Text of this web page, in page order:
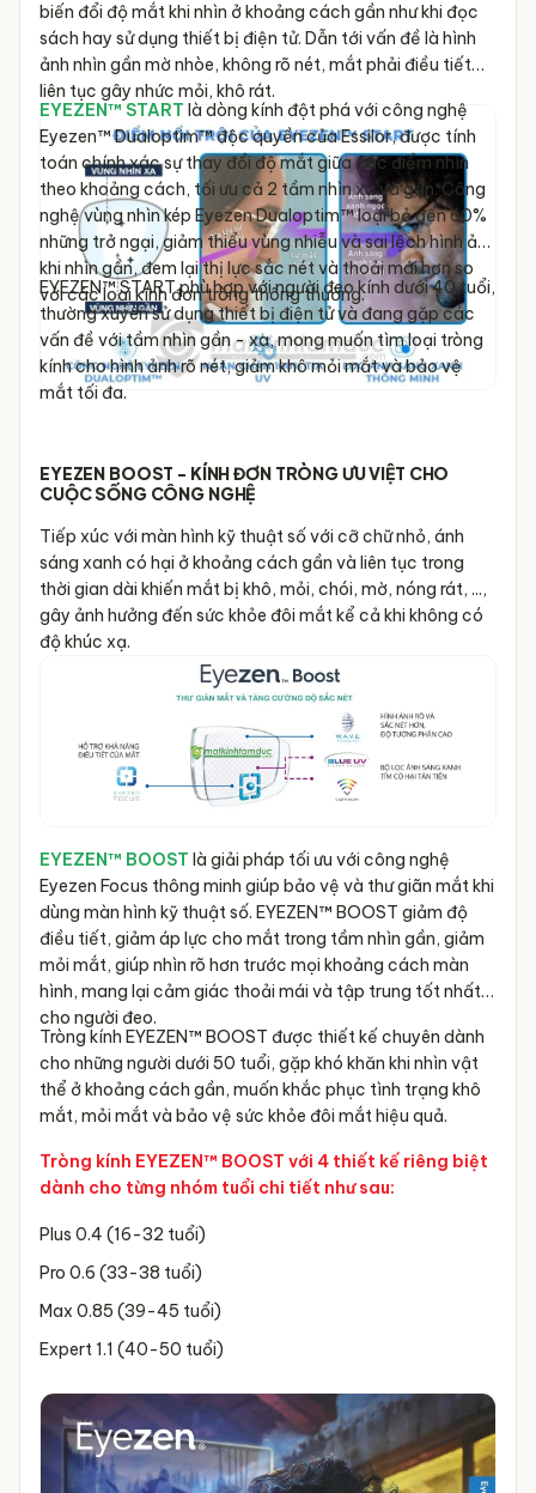
biến đổi độ mắt khi nhìn ở khoảng cách gần như khi đọc
sách hay sử dụng thiết bị điện tử. Dẫn tới vấn đề là hình
ảnh nhìn gần mờ nhòe, không rõ nét, mắt phải điều tiết
liên tục gây nhức mỏi, khô rát.
EYEZEN™ START là dòng kính đột phá với công nghệ
Eyezen™ Dualoptim™ độc quyền của Essilor, được tính
toán chính xác sự thay đổi độ mắt giữa các điểm nhìn
theo khoảng cách, tối ưu cả 2 tầm nhìn xa và gần. Công
nghệ vùng nhìn kép Eyezen Dualoptim™ loại bỏ đến 60%
những trở ngại, giảm thiểu vùng nhiễu và sai lệch hình ảnh
khi nhìn gần, đem lại thị lực sắc nét và thoải mái hơn so
với các loại kính đơn tròng thông thường.
EYEZEN™ START phù hợp với người đeo kính dưới 40 tuổi,
thường xuyên sử dụng thiết bị điện tử và đang gặp các
vấn đề với tầm nhìn gần - xa, mong muốn tìm loại tròng
kính cho hình ảnh rõ nét, giảm khô mỏi mắt và bảo vệ
mắt tối đa.
EYEZEN BOOST - KÍNH ĐƠN TRÒNG ƯU VIỆT CHO
CUỘC SỐNG CÔNG NGHỆ
Tiếp xúc với màn hình kỹ thuật số với cỡ chữ nhỏ, ánh
sáng xanh có hại ở khoảng cách gần và liên tục trong
thời gian dài khiến mắt bị khô, mỏi, chói, mờ, nóng rát, ...,
gây ảnh hưởng đến sức khỏe đôi mắt kể cả khi không có
độ khúc xạ.
EYEZEN™ BOOST là giải pháp tối ưu với công nghệ
Eyezen Focus thông minh giúp bảo vệ và thư giãn mắt khi
dùng màn hình kỹ thuật số. EYEZEN™ BOOST giảm độ
điều tiết, giảm áp lực cho mắt trong tầm nhìn gần, giảm
mỏi mắt, giúp nhìn rõ hơn trước mọi khoảng cách màn
hình, mang lại cảm giác thoải mái và tập trung tốt nhất
cho người đeo.
Tròng kính EYEZEN™ BOOST được thiết kế chuyên dành
cho những người dưới 50 tuổi, gặp khó khăn khi nhìn vật
thể ở khoảng cách gần, muốn khắc phục tình trạng khô
mắt, mỏi mắt và bảo vệ sức khỏe đôi mắt hiệu quả.
Tròng kính EYEZEN™ BOOST với 4 thiết kế riêng biệt
dành cho từng nhóm tuổi chi tiết như sau:
Plus 0.4 (16-32 tuổi)
Pro 0.6 (33-38 tuổi)
Max 0.85 (39-45 tuổi)
Expert 1.1 (40-50 tuổi)